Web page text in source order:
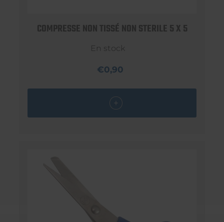
COMPRESSE NON TISSÉ NON STERILE 5 X 5
En stock
€0,90